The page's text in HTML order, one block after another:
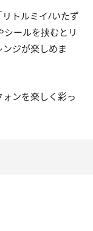
トルミイ/いたず
ールを挟むとリ
ジが楽しめま
ンを楽しく彩っ